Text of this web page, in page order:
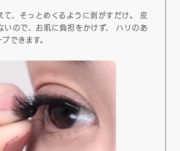
て、そっとめくるように剥がすだけ。 皮
いので、お肌に負担をかけず、 ハリのあ
できます。